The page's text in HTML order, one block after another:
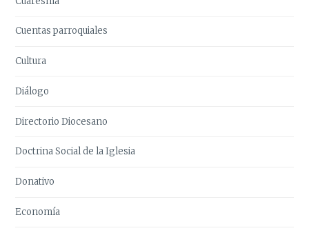
Cuentas parroquiales
Cultura
Diálogo
Directorio Diocesano
Doctrina Social de la Iglesia
Donativo
Economía